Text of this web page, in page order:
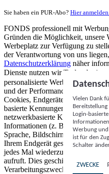
Sie haben ein PUR-Abo? Hier anmelden.
FONDS professionell mit
Gründen die Möglichkeit, unsere
Werbeplatz zur Verfügung zu
der Verantwortung von uns
Datenschutzerklärung näher
Dienste nutzen wir Technologien
personalisierte Werbung und
und der Performance von
Cookies, Endgeräte- oder
basierte Kennungen, zufällig
netzwerkbasierte Kennungen)
Informationen (z. B. Browsertyp
Sprache, Bildschirmgröße,
Ihrem Endgerät gespeichert oder
jedes Mal wiederzuerkennen,
aufruft. Dies geschieht für einen
Verarbeitungszwecke.
Vielen Dank
Login-
Werbung
ist für den
Schalter
ZWECKE